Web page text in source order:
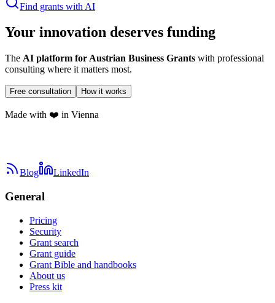
Find grants with AI
Your innovation deserves funding
The AI platform for Austrian Business Grants with professional
consulting where it matters most.
Free consultation How it works
Made with ❤️ in Vienna
Blog LinkedIn
General
Pricing
Security
Grant search
Grant guide
Grant Bible and handbooks
About us
Press kit